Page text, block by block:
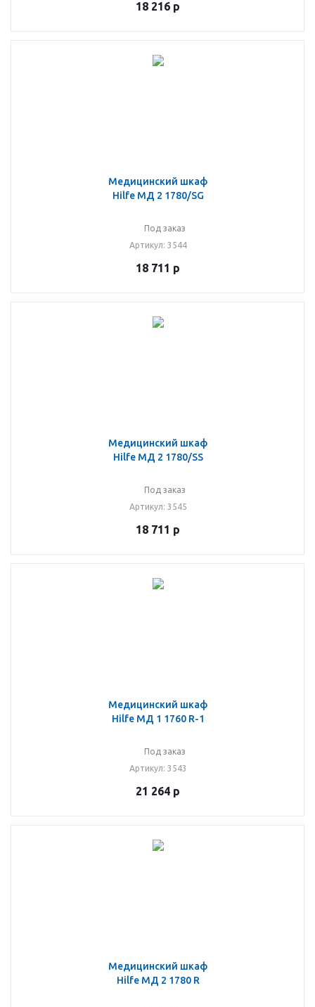
18 216 р
Медицинский шкаф
Hilfe МД 2 1780/SG
Под заказ
Артикул: 3544
18 711 р
Медицинский шкаф
Hilfe МД 2 1780/SS
Под заказ
Артикул: 3545
18 711 р
Медицинский шкаф
Hilfe МД 1 1760 R-1
Под заказ
Артикул: 3543
21 264 р
Медицинский шкаф
Hilfe МД 2 1780 R